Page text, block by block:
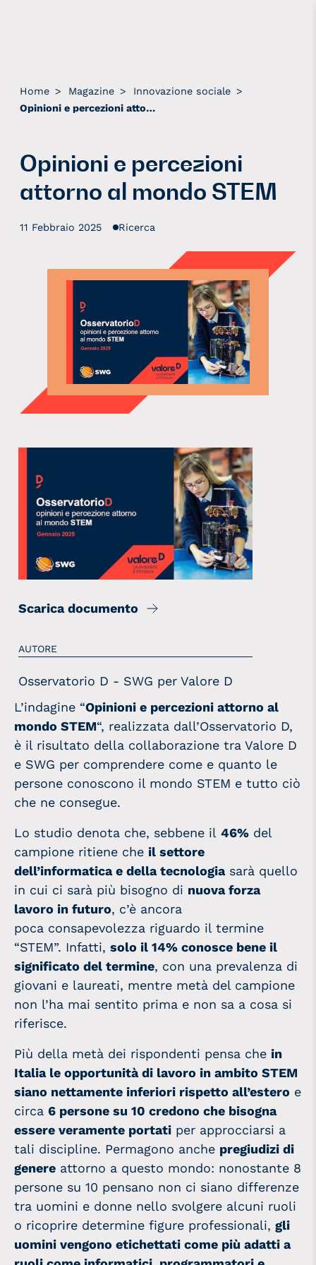
Home > Magazine > Innovazione sociale >
Opinioni e percezioni attorno al mondo STEM
Opinioni e percezioni
attorno al mondo STEM
11 Febbraio 2025 Ricerca
Scarica documento
AUTORE
Osservatorio D - SWG per Valore D
L’indagine “Opinioni e percezioni attorno al
mondo STEM“, realizzata dall’Osservatorio D,
è il risultato della collaborazione tra Valore D
e SWG per comprendere come e quanto le
persone conoscono il mondo STEM e tutto ciò
che ne consegue.
Lo studio denota che, sebbene il 46% del
campione ritiene che il settore
dell’informatica e della tecnologiasarà quello
in cui ci sarà più bisogno di nuova forza
lavoro in futuro, c’è ancora
poca consapevolezza riguardo il termine
“STEM”. Infatti, solo il 14% conosce bene il
significato del termine, con una prevalenza di
giovani e laureati, mentre metà del campione
non l’ha mai sentito prima e non sa a cosa si
riferisce.
Più della metà dei rispondenti pensa che in
Italia le opportunità di lavoro in ambito STEM
siano nettamente inferiori rispetto all’estero e
circa 6 persone su 10 credono che bisogna
essere veramente portati per approcciarsi a
tali discipline. Permagono anche pregiudizi di
genere attorno a questo mondo: nonostante 8
persone su 10 pensano non ci siano differenze
tra uomini e donne nello svolgere alcuni ruoli
o ricoprire determine figure professionali, gli
uomini vengono etichettati come più adatti a